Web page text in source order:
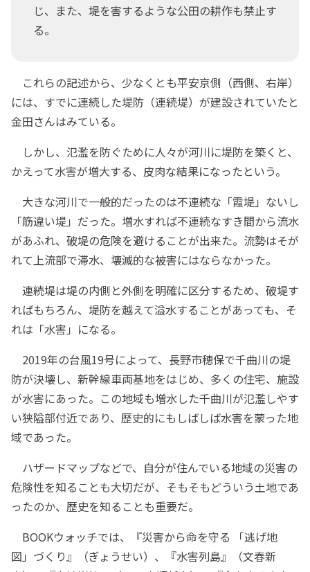
じ、また、堤を害するような公田の耕作も禁止す
る。
これらの記述から、少なくとも平安京側（西側、右岸）
には、すでに連続した堤防（連続堤）が建設されていたと
金田さんはみている。
しかし、氾濫を防ぐために人々が河川に堤防を築くと、
かえって水害が増大する、皮肉な結果になったという。
大きな河川で一般的だったのは不連続な「霞堤」ないし
「筋違い堤」だった。増水すれば不連続なすき間から流水
があふれ、破堤の危険を避けることが出来た。流勢はそが
れて上流部で滞水、壊滅的な被害にはならなかった。
連続堤は堤の内側と外側を明確に区分するため、破堤す
ればもちろん、堤防を越えて溢水することがあっても、そ
れは「水害」になる。
2019年の台風19号によって、長野市穂保で千曲川の堤
防が決壊し、新幹線車両基地をはじめ、多くの住宅、施設
が水害にあった。この地域も増水した千曲川が氾濫しやす
い狭隘部付近であり、歴史的にもしばしば水害を蒙った地
域であった。
ハザードマップなどで、自分が住んでいる地域の災害の
危険性を知ることも大切だが、そもそもどういう土地であ
ったのか、歴史を知ることも重要だ。
BOOKウォッチでは、『災害から命を守る 「逃げ地
図」づくり』（ぎょうせい）、『水害列島』（文春新